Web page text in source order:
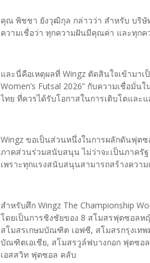
คุณ พิชชา ยังวุฒิกุล กล่าวว่า สำหรับ บริษั
ความเชื่อว่า ทุกความฝันมีคุณค่า และทุกค
และนี่คือเหตุผลที่ Wingz ตัดสินใจเข้ามา
Women’s Futsal 2026” กับความเชื่อ
ไทย ที่ควรได้รับโอกาสในการเติบโตและ
Wingz ขอเป็นส่วนหนึ่งในการผลักดันฟุต
ภาคส่วนร่วมสนับสนุน ไม่ว่าจะเป็นภาค
เพราะทุกแรงสนับสนุนสามารถสร้างควา
สำหรับศึก Wingz The Championship
โดยเป็นการชิงชัยของ 8 สโมสรฟุตซอลห
สโมสรเกษมบัณฑิต เอฟซี, สโมสรกรุงเท
บัณฑิตเอเชีย, สโมสรวูล์ฟบางกอก ฟุตซอ
เอสสวิท ฟุตซอล คลับ